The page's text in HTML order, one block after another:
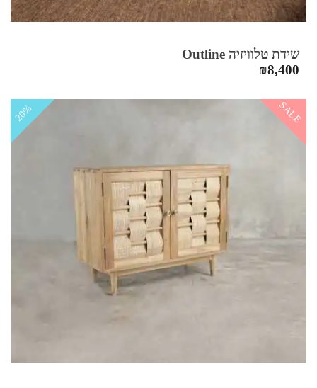
שידת טלוויזיה Outline
₪8,400
20% SALE